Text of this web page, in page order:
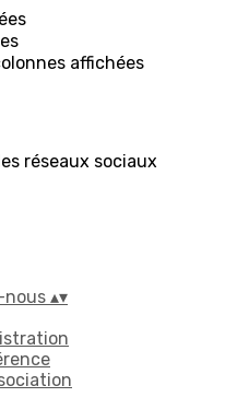
affichées
réseaux sociaux
nous ▴▾